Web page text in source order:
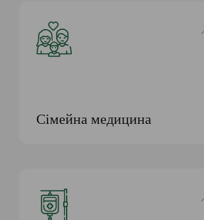
Сімейна медицина